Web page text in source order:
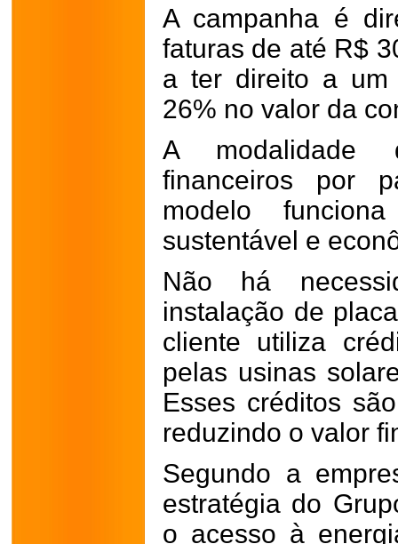
A campanha é
faturas de até R$
a ter direito a um
26% no valor da
A modalidade
financeiros por
modelo
sustentável e
Não há
instalação de
cliente utiliza
pelas usinas
Esses créditos
reduzindo o valor
Segundo a
estratégia do
o acesso à